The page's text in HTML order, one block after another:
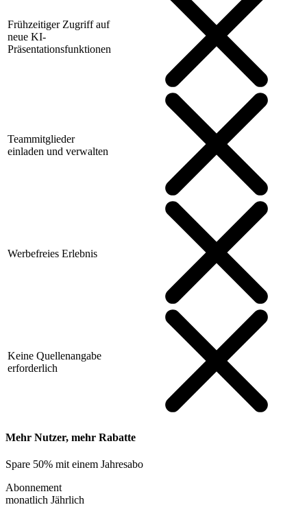
Frühzeitiger Zugriff auf
neue KI-
Präsentationsfunktionen
Teammitglieder
einladen und verwalten
Werbefreies Erlebnis
Keine Quellenangabe
erforderlich
Mehr Nutzer, mehr Rabatte
Spare 50% mit einem Jahresabo
Abonnement
monatlich Jährlich